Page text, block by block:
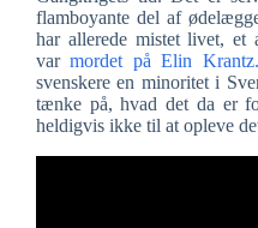
flamboyante del af
har allerede mistet livet, et
varmordet på Elin Krantz.
svenskere en minoritet i
tænke på, hvad det da er
heldigvis ikke til at opleve